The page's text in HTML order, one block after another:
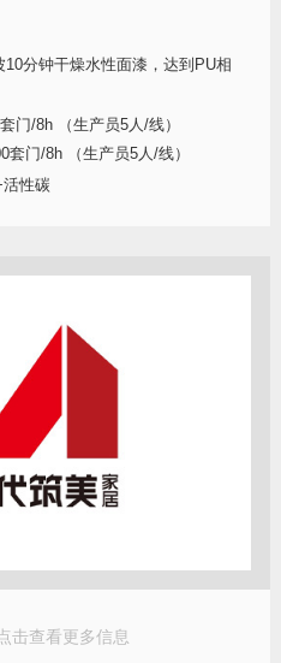
10分钟干燥水性面漆，达到PU相
门/8h （生产员5人/线）
套门/8h （生产员5人/线）
性碳
击查看更多信息